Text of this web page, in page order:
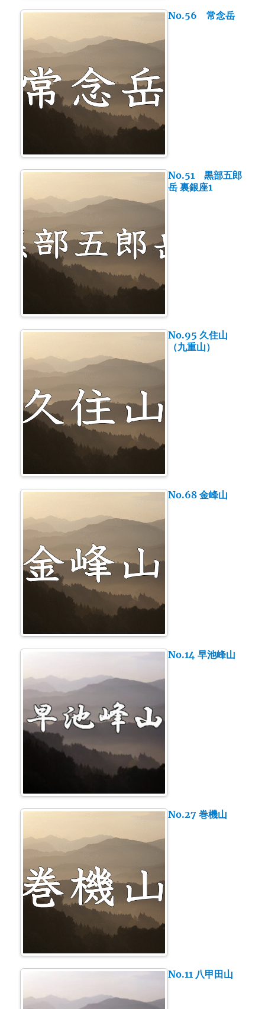
No.56 常念岳
No.51 黒部五郎
岳 裏銀座1
No.95 久住山
（九重山）
No.68 金峰山
No.14 早池峰山
No.27 巻機山
No.11 八甲田山